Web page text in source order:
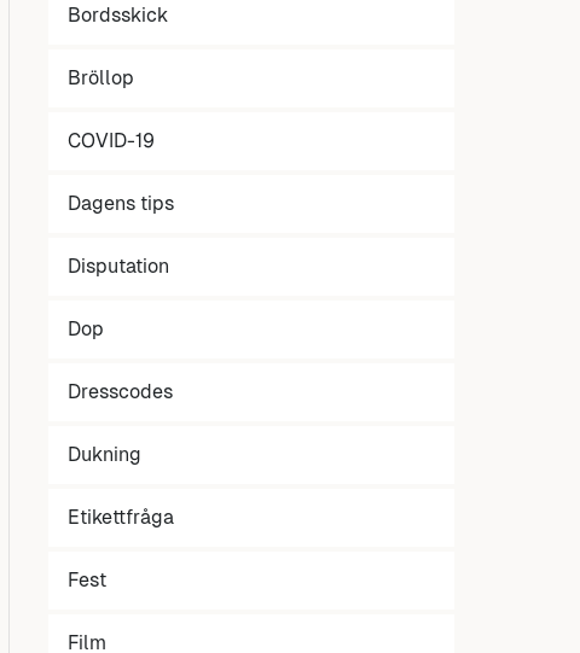
Bordsskick
Bröllop
COVID-19
Dagens tips
Disputation
Dop
Dresscodes
Dukning
Etikettfråga
Fest
Film